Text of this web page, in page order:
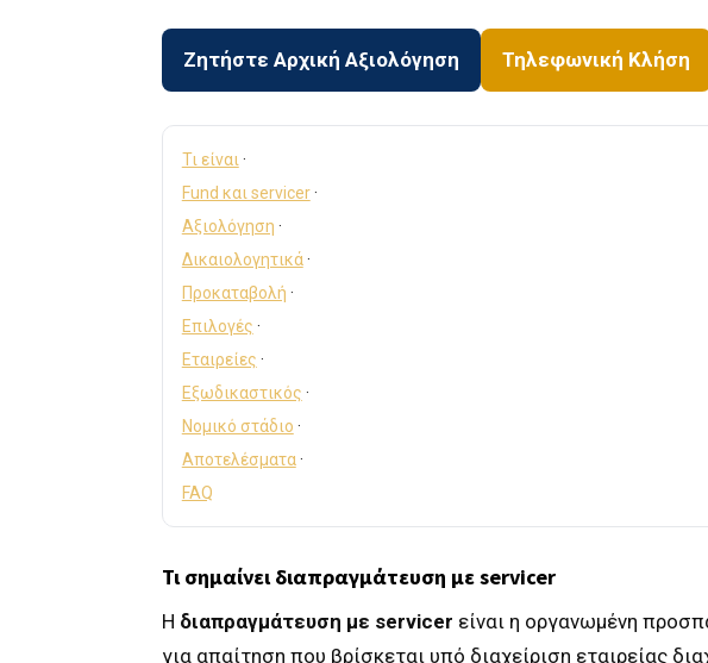
Ζητήστε Αρχική Αξιολόγηση Τηλεφωνική Κλήση
Τι είναι ·
Fund και servicer·
Αξιολόγηση ·
Δικαιολογητικά·
Προκαταβολή ·
Επιλογές ·
Εταιρείες ·
Εξωδικαστικός ·
Νομικό στάδιο ·
Αποτελέσματα·
FAQ
Τι σημαίνει διαπραγμάτευση με servicer
Η διαπραγμάτευση με servicer είναι η οργανωμένη
για απαίτηση που βρίσκεται υπό διαχείριση εταιρείας